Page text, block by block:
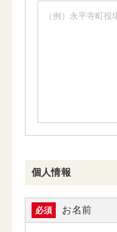
個人情報
必須 お名前